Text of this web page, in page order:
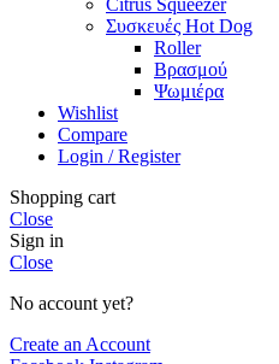
Συσκευές Hot Dog
Roller
Βρασμού
Ψωμιέρα
Wishlist
Compare
Login / Register
Shopping cart
Close
Sign in
Close
No account yet?
Create an Account